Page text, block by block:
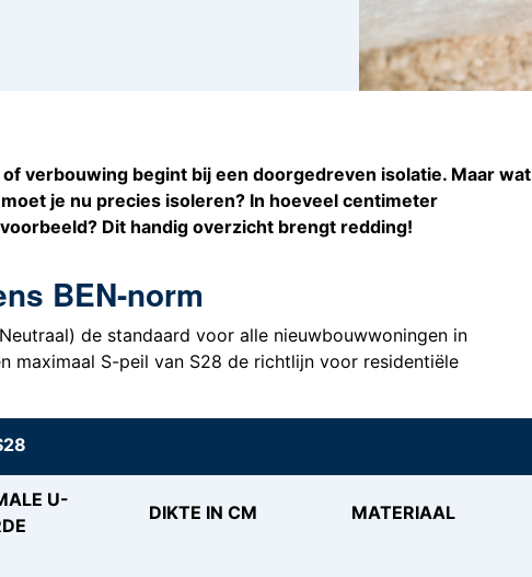
verbouwing begint bij een doorgedreven isolatie. Maar wat
je nu precies isoleren? In hoeveel centimeter
Dit handig overzicht brengt redding!
BEN-norm
de standaard voor alle nieuwbouwwoningen in
maximaal S-peil van S28 de richtlijn voor residentiële
U-
DIKTE IN CM MATERIAAL